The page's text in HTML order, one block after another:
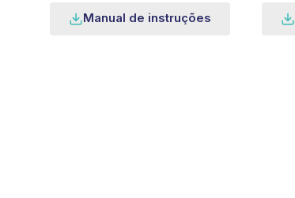
Manual de instruções